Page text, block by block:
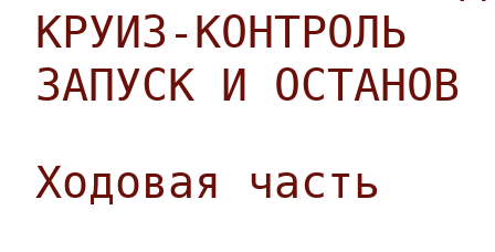
КРУИЗ-КОНТРОЛЬ
ЗАПУСК И ОСТАНОВ
Ходовая часть